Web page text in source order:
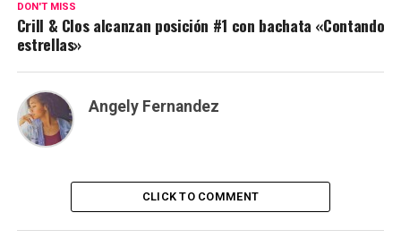
DON'T MISS
Crill & Clos alcanzan posición #1 con bachata «Contando
estrellas»
Angely Fernandez
CLICK TO COMMENT